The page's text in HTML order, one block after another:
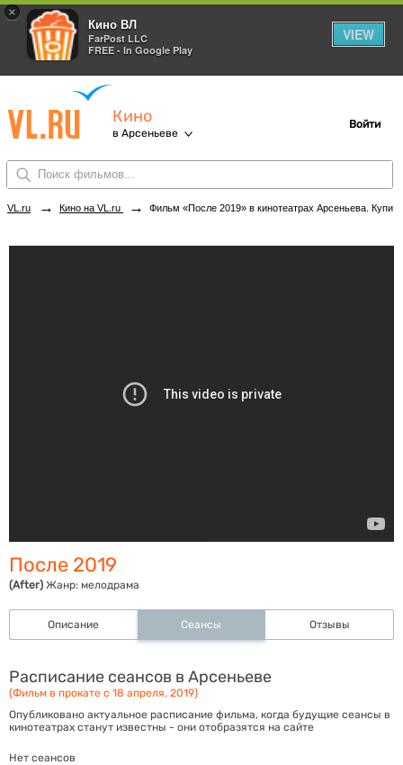
×
Кино ВЛ
FarPost LLC
FREE - In Google Play
VIEW
Кино
в Арсеньеве
Войти
VL.ru → Кино на VL.ru → Фильм «После 2019» в кинотеатрах Арсеньева. Купить билеты!
После 2019
(After) Жанр: мелодрама
Описание Сеансы Отзывы
Расписание сеансов в Арсеньеве
(Фильм в прокате с 18 апреля, 2019)
Опубликовано актуальное расписание фильма, когда будущие сеансы в
кинотеатрах станут известны - они отобразятся на сайте
Нет сеансов